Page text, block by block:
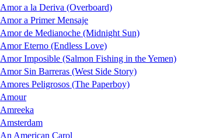
Amor a la Deriva (Overboard)
Amor a Primer Mensaje
Amor de Medianoche (Midnight Sun)
Amor Eterno (Endless Love)
Amor Imposible (Salmon Fishing in the Yemen)
Amor Sin Barreras (West Side Story)
Amores Peligrosos (The Paperboy)
Amour
Amreeka
Amsterdam
An American Carol